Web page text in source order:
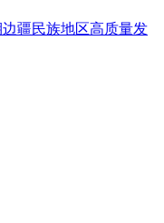
疆民族地区高质量发